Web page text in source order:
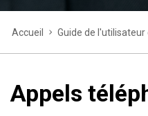
Accueil Guide de l'utilisateur
Appels